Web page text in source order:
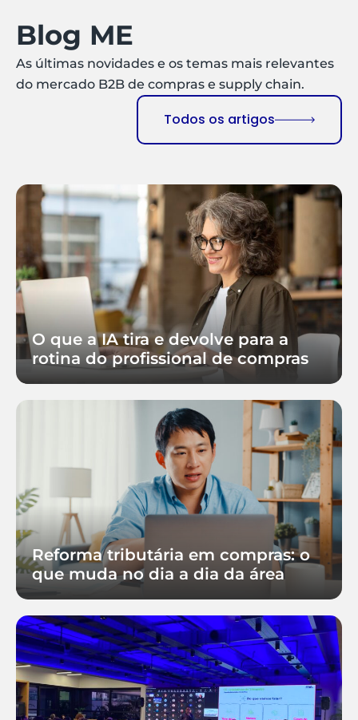
Blog ME
As últimas novidades e os temas mais relevantes
do mercado B2B de compras e supply chain.
Todos os artigos
O que a IA tira e devolve para a
rotina do profissional de compras
Reforma tributária em compras: o
que muda no dia a dia da área